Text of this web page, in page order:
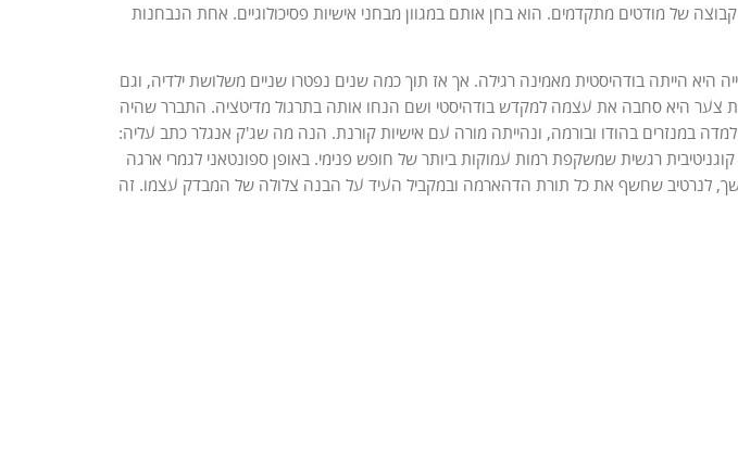
קבוצה של מודטים מתקדמים. הוא בחן אותם במגוון מבחני אישיות פסיכולוגיים. אחת הנבחנות
נולדה כמורה. עד אמצע שנות ה 30 של חייה היא הייתה בודהיסטית מאמינה רגילה. אך אז תוך כמה שנים נפטרו שניים משלושת ילדיה, וגם
היא סחבה את עצמה למקדש בודהיסטי ושם הנחו אותה בתרגול מדיטציה. התברר שהיה
במנזרים בהודו ובורמה, ונהייתה מורה עם אישיות קורנת. הנה מה שג'ק אנגלר כתב עליה:
רגשית שמשקפת רמות עמוקות ביותר של חופש פנימי. באופן ספונטאני לגמרי ארגה
לנרטיב שחשף את כל תורת הדהארמה ובמקביל העיד על הבנה צלולה של המבדק עצמו. זה